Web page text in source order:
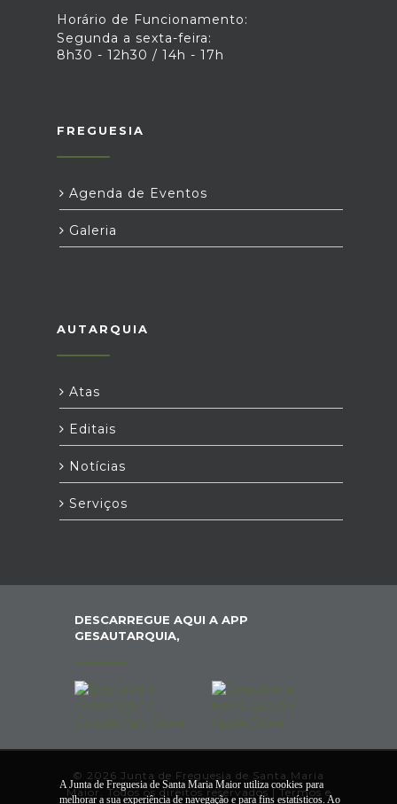
Horário de Funcionamento:
Segunda a sexta-feira:
8h30 - 12h30 / 14h - 17h
FREGUESIA
Agenda de Eventos
Galeria
AUTARQUIA
Atas
Editais
Notícias
Serviços
DESCARREGUE AQUI A APP
GESAUTARQUIA,
© 2026 Junta de Freguesia de Santa Maria
Maior. Todos os direitos reservados |Termos e
A Junta de Freguesia de Santa Maria Maior utiliza cookies para
melhorar a sua experiência de navegação e para fins estatísticos. Ao